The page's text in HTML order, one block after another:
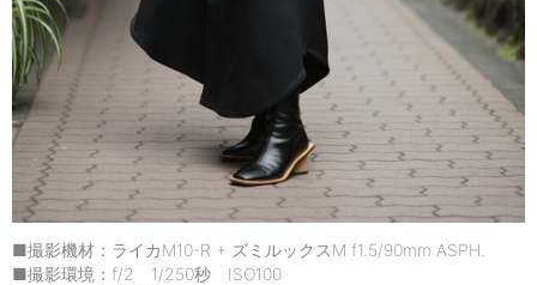
■撮影機材：ライカM10-R + ズミルックスM f1.5/90mm ASPH.
■撮影環境：f/2 1/250秒 ISO100